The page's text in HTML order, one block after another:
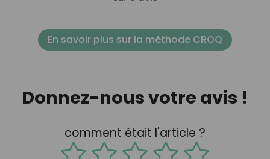
En savoir plus sur la méthode CROQ
Donnez-nous votre avis !
comment était l'article ?